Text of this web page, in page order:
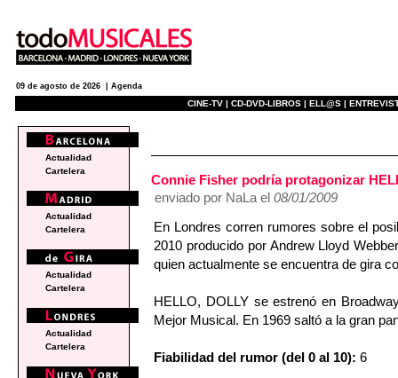
09 de agosto de 2026 | Agenda
CINE-TV | CD-DVD-LIBROS | ELL@S |
Connie Fisher podría protagonizar
enviado por NaLa el 08/01/2009
En Londres corren rumores sobre el
2010 producido por Andrew Lloyd
quien actualmente se encuentra de gira
HELLO, DOLLY se estrenó en
Mejor Musical. En 1969 saltó a la gran
Fiabilidad del rumor (del 0 al 10): 6
Actualidad
Cartelera
Actualidad
Cartelera
Actualidad
Cartelera
Actualidad
Cartelera